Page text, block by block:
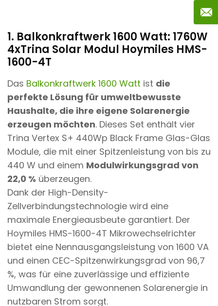
1. Balkonkraftwerk 1600 Watt: 1760W
4xTrina Solar Modul Hoymiles HMS-
1600-4T
Das Balkonkraftwerk 1600 Watt ist die
perfekte Lösung für umweltbewusste
Haushalte, die ihre eigene Solarenergie
erzeugen möchten. Dieses Set enthält vier
Trina Vertex S+ 440Wp Black Frame Glas-Glas
Module, die mit einer Spitzenleistung von bis zu
440 W und einem Modulwirkungsgrad von
22,0 % überzeugen.
Dank der High-Density-
Zellverbindungstechnologie wird eine
maximale Energieausbeute garantiert. Der
Hoymiles HMS-1600-4T Mikrowechselrichter
bietet eine Nennausgangsleistung von 1600 VA
und einen CEC-Spitzenwirkungsgrad von 96,7
%, was für eine zuverlässige und effiziente
Umwandlung der gewonnenen Solarenergie in
nutzbaren Strom sorgt.